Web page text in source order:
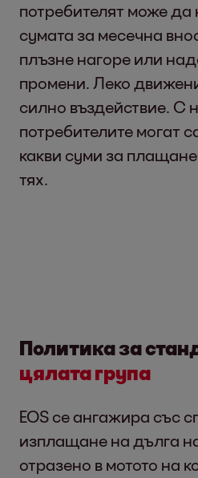
потребителят може да
сумата за месечна
плъзне нагоре или
промени. Леко
силно въздействие. С
потребителите могат
какви суми за
тях.
Политика за
цялата група
EOS се ангажира със
изплащане на дълга
отразено в мотото на